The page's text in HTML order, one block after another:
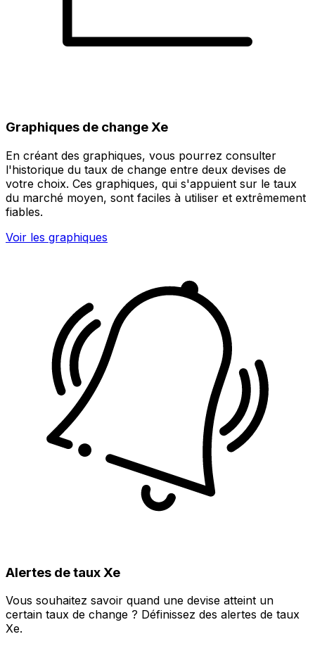
Graphiques de change Xe
En créant des graphiques, vous pourrez consulter
l'historique du taux de change entre deux devises de
votre choix. Ces graphiques, qui s'appuient sur le taux
du marché moyen, sont faciles à utiliser et extrêmement
fiables.
Voir les graphiques
Alertes de taux Xe
Vous souhaitez savoir quand une devise atteint un
certain taux de change ? Définissez des alertes de taux
Xe.